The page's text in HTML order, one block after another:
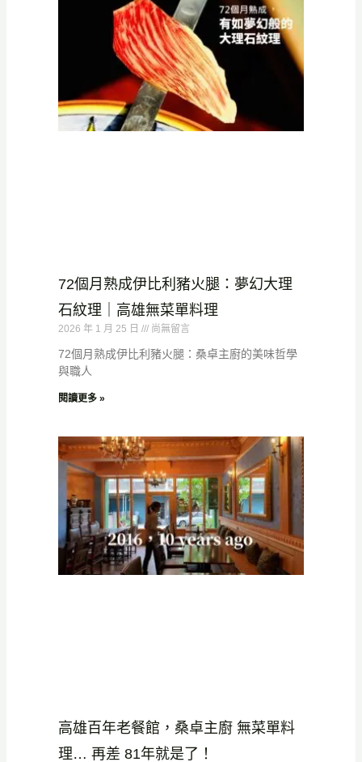
72個月熟成伊比利豬火腿：夢幻大理
石紋理｜高雄無菜單料理
2026 年 1 月 25 日 尚無留言
72個月熟成伊比利豬火腿：桑卓主廚的美味哲學
與職人
閱讀更多 »
高雄百年老餐館，桑卓主廚 無菜單料
理… 再差 81年就是了！